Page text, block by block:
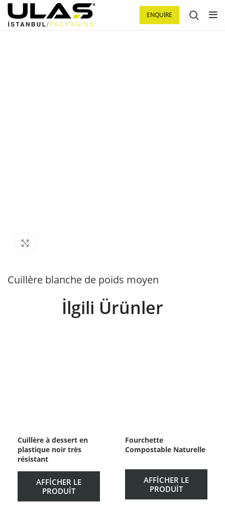
ENQUIRE
Cuillère blanche de poids moyen
İlgili Ürünler
Cuillère à dessert en
plastique noir très
résistant
AFFICHER LE
PRODUIT
Fourchette
Compostable Naturelle
AFFICHER LE
PRODUIT